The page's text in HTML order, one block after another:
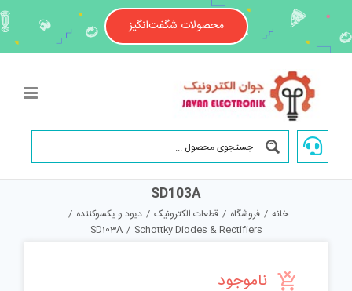
content
محصولات شگفت‌انگیز
SD103A
خانه / فروشگاه / قطعات الکترونیک / دیود و یکسوکننده /
Schottky Diodes & Rectifiers
/
SD103A
ناموجود